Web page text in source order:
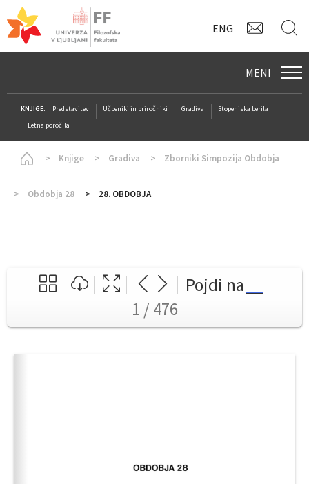
ENG
MENI
KNJIGE: Predstavitev Učbeniki in priročniki Gradiva
Stopenjska berila
Letna poročila
Homepage
Knjige Gradiva Zborniki Simpozija Obdobja
Obdobja 28 28. OBDOBJA
Pojdi na
1 / 476